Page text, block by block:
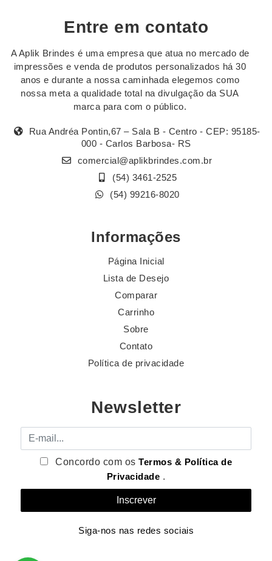
Entre em contato
A Aplik Brindes é uma empresa que atua no mercado de
impressões e venda de produtos personalizados há 30
anos e durante a nossa caminhada elegemos como
nossa meta a qualidade total na divulgação da SUA
marca para com o público.
Rua Andréa Pontin,67 – Sala B - Centro - CEP: 95185-
000 - Carlos Barbosa- RS
comercial@aplikbrindes.com.br
(54) 3461-2525
(54) 99216-8020
Informações
Página Inicial
Lista de Desejo
Comparar
Carrinho
Sobre
Contato
Política de privacidade
Newsletter
E-mail
Concordo com osTermos & Política de
Privacidade .
Siga-nos nas redes sociais